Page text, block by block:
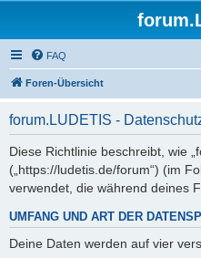
FAQ
Foren-Übersicht
forum.LUDETIS -
Diese Richtlinie beschreibt, wie
(„https://ludetis.de/forum“) (im
verwendet, die während deines
UMFANG UND ART DER
Deine Daten werden auf vier